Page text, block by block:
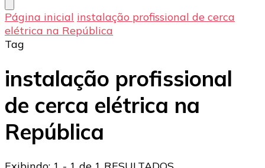
Página inicial instalação profissional de cerca
elétrica na República
Tag
instalação profissional
de cerca elétrica na
República